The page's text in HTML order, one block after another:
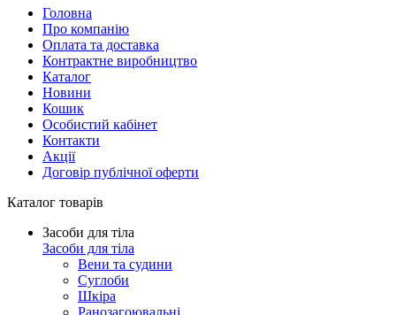
Головна
Про компанію
Оплата та доставка
Контрактне виробництво
Каталог
Новини
Кошик
Особистий кабінет
Контакти
Акції
Договір публічної оферти
Каталог товарів
Засоби для тіла
Засоби для тіла
Вени та судини
Суглоби
Шкіра